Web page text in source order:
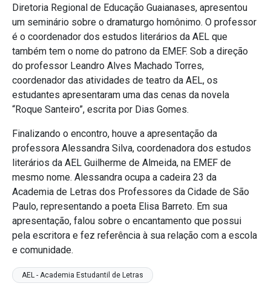
Diretoria Regional de Educação Guaianases, apresentou
um seminário sobre o dramaturgo homônimo. O professor
é o coordenador dos estudos literários da AEL que
também tem o nome do patrono da EMEF. Sob a direção
do professor Leandro Alves Machado Torres,
coordenador das atividades de teatro da AEL, os
estudantes apresentaram uma das cenas da novela
“Roque Santeiro”, escrita por Dias Gomes.
Finalizando o encontro, houve a apresentação da
professora Alessandra Silva, coordenadora dos estudos
literários da AEL Guilherme de Almeida, na EMEF de
mesmo nome. Alessandra ocupa a cadeira 23 da
Academia de Letras dos Professores da Cidade de São
Paulo, representando a poeta Elisa Barreto. Em sua
apresentação, falou sobre o encantamento que possui
pela escritora e fez referência à sua relação com a escola
e comunidade.
AEL - Academia Estudantil de Letras